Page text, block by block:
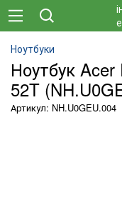
Ноутбуки
Ноутбук
52T
Артикул: NH.U0GEU.004